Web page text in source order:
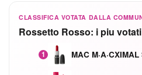
CLASSIFICA VOTATA DALLA
Rossetto Rosso: i piu votati
1